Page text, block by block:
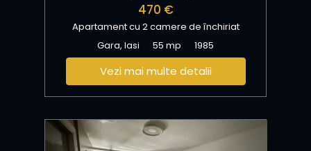
470 €
Apartament cu 2 camere de închiriat
Gara, Iasi
55 mp 1985
Vezi mai multe detalii